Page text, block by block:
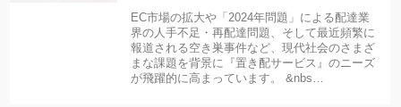
EC市場の拡大や「2024年問題」による配達業
界の人手不足・再配達問題、そして最近頻繁に
報道される空き巣事件など、現代社会のさまざ
まな課題を背景に『置き配サービス』のニーズ
が飛躍的に高まっています。 &nbs…